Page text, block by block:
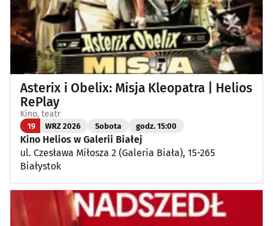
Asterix i Obelix: Misja Kleopatra | Helios
RePlay
Kino, teatr
19 WRZ 2026 Sobota godz. 15:00
Kino Helios w Galerii Białej
ul. Czesława Miłosza 2 (Galeria Biała), 15-265
Białystok